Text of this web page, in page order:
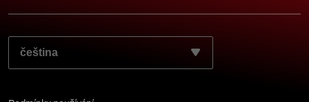
ZVOLTE JAZYK, KTERÝ SI PŘEJETE POUŽÍT: